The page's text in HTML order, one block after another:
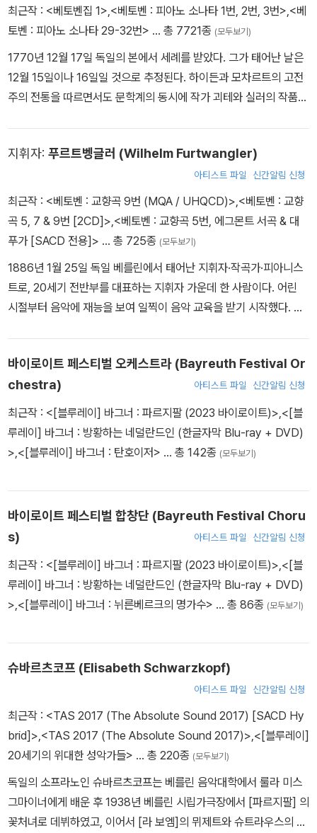
최근작 : <베토벤집 1>,<베토벤 : 피아노 소나타 1번, 2번, 3번>,<베
토벤 : 피아노 소나타 29-32번> … 총 7721종 (모두보기)
1770년 12월 17일 독일의 본에서 세례를 받았다. 그가 태어난 날은
12월 15일이나 16일일 것으로 추정된다. 하이든과 모차르트의 고전
주의 전통을 따르면서도 문학계의 동시에 작가 괴테와 실러의 작품에
작곡가보다도 생생하게 삶의 철학을 대사 없는 음악으로만 표현해 음
악의 위력을 드러냈으며, 음악형식 면에서도 위대한 혁신가였다. 그
의 개인적 삶은 병든 귀에 대한 영웅적인 투쟁으로 점철되었고, 중요
한 작품 중 일부는 그가 완전히 소리를 들을 수 없게 된 마지막 10년
동안에 작곡되었다. 음악가에 대한 궁정과 교회의 후원이 사라진 시
그는 귀족에게 종속되지 않고 자기 내면의 부름에 응한 작곡만으로
보수를 받았던 최초의 음악가였다. 그의 삶이 그러했듯이 평생 폭풍
우를 뚫고 들판과 숲을 산책하곤 했던 그는 1827년 3월 26일 저녁 5
시경 갑자기 천둥번개가 치는 가운데 간병변증으로 숨을 거두었다.
지휘자: 푸르트벵글러 (Wilhelm Furtwangler)
아티스트 파일 신간알림 신청
최근작 : <베토벤 : 교향곡 9번 (MQA / UHQCD)>,<베토벤 : 교향
곡 5, 7 & 9번 [2CD]>,<베토벤 : 교향곡 5번, 에그몬트 서곡 & 대
푸가 [SACD 전용]> … 총 725종 (모두보기)
1886년 1월 25일 독일 베를린에서 태어난 지휘자·작곡가·피아니스
트로, 20세기 전반부를 대표하는 지휘자 가운데 한 사람이다. 어린
시절부터 음악에 재능을 보여 일찍이 음악 교육을 받기 시작했다. 라
을 지휘하면서 공식 지휘 무대에 데뷔했다. 1917년 훗날 그와 함께
오랜 세월 동고동락하는 오케스트라가 되는 베를린 필하모닉을 처음
객원 지휘했다. 1922년 아르투어 니키슈의 후임으로 베를린 필과 라
이프치히 게반트하우스 오케스트라 상임 지휘자로 임명되었고, 192
7년에는 빈 필하모닉의 수석 지휘자에 올랐다. 1934년 ‘힌데미트 사
위스로 탈출하여 종전을 맞았으며, 1946년 비非나치화 위원회에서
‘단순 가담’ 판정을 받았다. 그 후 지휘를 재개해 유럽의 주요 오케스
트라와 함께 연주 및 녹음 활동을 활발하게 펼쳤고, 1952년에는 베를
린 필의 종신 예술 감독이 되었다. 1954년 11월 30일, 68세를 일기
로 세상을 떠났다. 지은 책으로 이 책 《음과 말》과 유고집 《유산Ver
바이로이트 페스티벌 오케스트라 (Bayreuth Festival Or
chestra)
아티스트 파일 신간알림 신청
최근작 : <[블루레이] 바그너 : 파르지팔 (2023 바이로이트)>,<[블
루레이] 바그너 : 방황하는 네덜란드인 (한글자막 Blu-ray + DVD)
>,<[블루레이] 바그너 : 탄호이저> … 총 142종 (모두보기)
바이로이트 페스티벌 합창단 (Bayreuth Festival Choru
s)
아티스트 파일 신간알림 신청
최근작 : <[블루레이] 바그너 : 파르지팔 (2023 바이로이트)>,<[블
루레이] 바그너 : 방황하는 네덜란드인 (한글자막 Blu-ray + DVD)
>,<[블루레이] 바그너 : 뉘른베르크의 명가수> … 총 86종 (모두보기)
슈바르츠코프 (Elisabeth Schwarzkopf)
아티스트 파일 신간알림 신청
최근작 : <TAS 2017 (The Absolute Sound 2017) [SACD Hy
brid]>,<TAS 2017 (The Absolute Sound 2017)>,<[블루레이]
20세기의 위대한 성악가들> … 총 220종 (모두보기)
독일의 소프라노인 슈바르츠코프는 베를린 음악대학에서 룰라 미스
그마이너에게 배운 후 1938년 베를린 시립가극장에서 [파르지팔] 의
꽃처녀로 데뷔하였고, 이어서 [라 보엠]의 뮈제트와 슈트라우스의 작